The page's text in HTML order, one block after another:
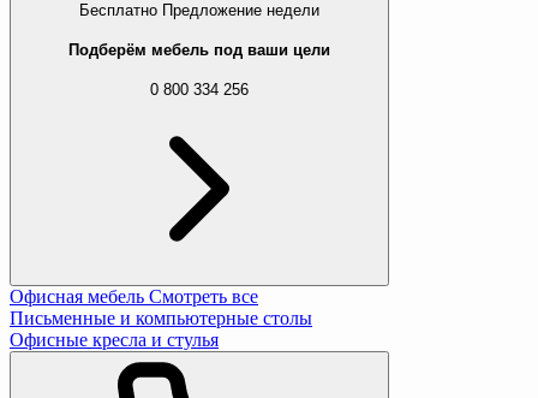
Бесплатно Предложение недели
Подберём мебель под ваши цели
0 800 334 256
Офисная мебель Смотреть все
Письменные и компьютерные столы
Офисные кресла и стулья